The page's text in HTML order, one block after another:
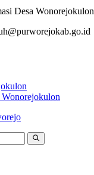
Desa Wonorejokulon
Wonorejokulon